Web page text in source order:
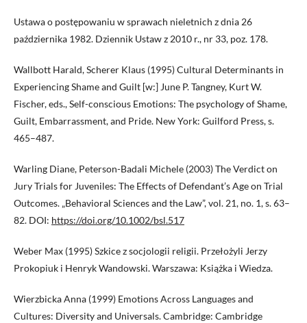
Ustawa o postępowaniu w sprawach nieletnich z dnia 26
października 1982. Dziennik Ustaw z 2010 r., nr 33, poz. 178.
Wallbott Harald, Scherer Klaus (1995) Cultural Determinants in
Experiencing Shame and Guilt [w:] June P. Tangney, Kurt W.
Fischer, eds., Self-conscious Emotions: The psychology of Shame,
Guilt, Embarrassment, and Pride. New York: Guilford Press, s.
465–487.
Warling Diane, Peterson-Badali Michele (2003) The Verdict on
Jury Trials for Juveniles: The Effects of Defendant’s Age on Trial
Outcomes. „Behavioral Sciences and the Law”, vol. 21, no. 1, s. 63–
82. DOI: https://doi.org/10.1002/bsl.517
Weber Max (1995) Szkice z socjologii religii. Przełożyli Jerzy
Prokopiuk i Henryk Wandowski. Warszawa: Książka i Wiedza.
Wierzbicka Anna (1999) Emotions Across Languages and
Cultures: Diversity and Universals. Cambridge: Cambridge